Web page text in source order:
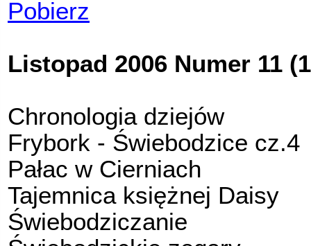
Pobierz
Listopad 2006 Numer 11
Chronologia dziejów
Frybork - Świebodzice cz.4
Pałac w Cierniach
Tajemnica księżnej Daisy
Świebodziczanie